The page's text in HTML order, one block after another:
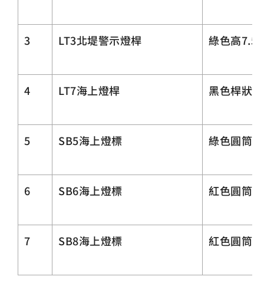
3 LT3北堤警示燈桿 綠色高7.5
4 LT7海上燈桿 黑色桿狀
5 SB5海上燈標 綠色圓筒形
6 SB6海上燈標 紅色圓筒形
7 SB8海上燈標 紅色圓筒形